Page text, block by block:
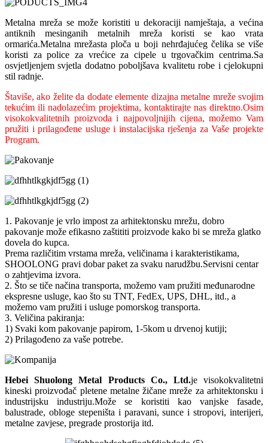
Metalna mreža se može koristiti u dekoraciji namještaja, a većina
antiknih mesinganih metalnih mreža koristi se kao vrata
ormarića.Metalna mrežasta ploča u boji nehrđajućeg čelika se više
koristi za police za vrećice za cipele u trgovačkim centrima.Sa
osvjetljenjem svjetla dodatno poboljšava kvalitetu robe i cjelokupni
stil radnje.
Štaviše, ako želite da dodate elemente dizajna metalne mreže svojim
tekućim ili nadolazećim projektima, kontaktirajte nas direktno.Osim
visokokvalitetnih proizvoda i najpovoljnijih cijena, možemo Vam
pružiti i prilagođene usluge i instalacijska rješenja za Vaše projekte
Program.
1. Pakovanje je vrlo impost za arhitektonsku mrežu, dobro
pakovanje može efikasno zaštititi proizvode kako bi se mreža glatko
dovela do kupca.
Prema različitim vrstama mreža, veličinama i karakteristikama,
SHOOLONG pravi dobar paket za svaku narudžbu.Servisni centar
o zahtjevima izvora.
2. Što se tiče načina transporta, možemo vam pružiti međunarodne
ekspresne usluge, kao što su TNT, FedEx, UPS, DHL, itd., a
možemo vam pružiti i usluge pomorskog transporta.
3. Veličina pakiranja:
1) Svaki kom pakovanje papirom, 1-5kom u drvenoj kutiji;
2) Prilagođeno za vaše potrebe.
Hebei Shuolong Metal Products Co., Ltd.je visokokvalitetni
kineski proizvođač pletene metalne žičane mreže za arhitektonsku i
industrijsku industriju.Može se koristiti kao vanjske fasade,
balustrade, obloge stepeništa i paravani, sunce i stropovi, interijeri,
metalne zavjese, pregrade prostorija itd.